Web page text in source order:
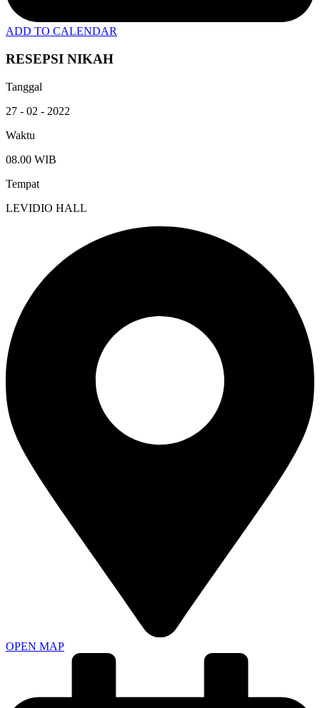
ADD TO CALENDAR
RESEPSI NIKAH
Tanggal
27 - 02 - 2022
Waktu
08.00 WIB
Tempat
LEVIDIO HALL
OPEN MAP